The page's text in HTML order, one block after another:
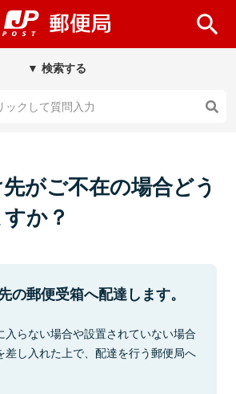
▼ 検索する
がご不在の場合どう
か？
の郵便受箱へ配達します。
入らない場合や設置されていない場合
差し入れた上で、配達を行う郵便局へ